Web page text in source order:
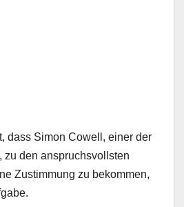
dass Simon Cowell, einer der
zu den anspruchsvollsten
Zustimmung zu bekommen,